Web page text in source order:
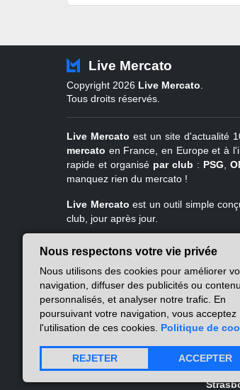
Live Mercato
Copyright 2026 Live Mercato
Tous droits réservés.
Live Mercato est un site d'actualité
mercato en France, en Europe et à
rapide et organisé par club : PSG
manquez rien du mercato !
Live Mercato est un outil simple
club, jour après jour.
Live Mercato
A propos
Nous contacter
Mentions légales
Atlas des flux RSS
Ligue 1
PSG
Lyon
Lille
Nantes
Nous respectons votre vie privée
Nous utilisons des cookies pour améliorer
navigation, diffuser des publicités ou
personnalisés, et analyser notre trafic. En
poursuivant votre navigation, vous acceptez
l'utilisation de ces cookies. Politique de
REJETER ACCEPTER